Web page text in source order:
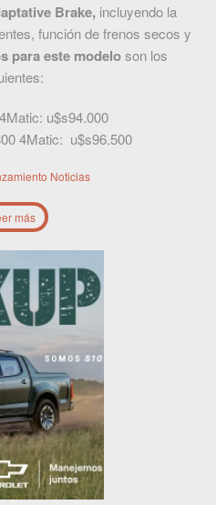
Brake, incluyendo la
función de frenos secos y
para este modeloson los
u$s94.000
4Matic: u$s96.500
Noticias
más